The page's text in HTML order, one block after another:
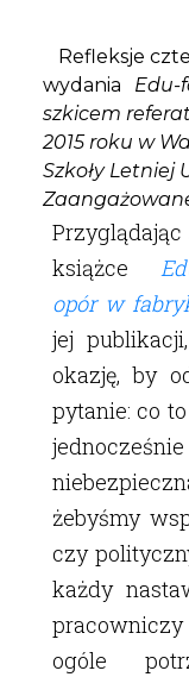
Refleksje
wydania
Edu-
szkicem
2015 roku w
Szkoły Letniej
książce
opór w
jej
okazję, by
pytanie: co
żebyśmy
czy
każdy
ogóle